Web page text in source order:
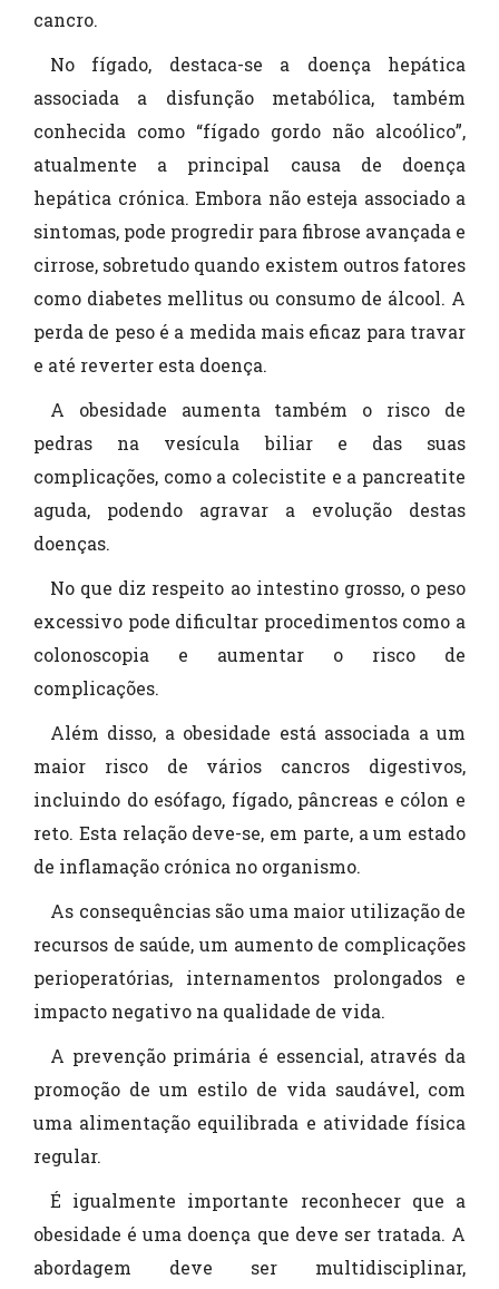
cancro.
No fígado, destaca-se a doença hepática
associada a disfunção metabólica, também
conhecida como “fígado gordo não alcoólico”,
atualmente a principal causa de doença
hepática crónica. Embora não esteja associado a
sintomas, pode progredir para fibrose avançada e
cirrose, sobretudo quando existem outros fatores
como diabetes mellitus ou consumo de álcool. A
perda de peso é a medida mais eficaz para travar
e até reverter esta doença.
A obesidade aumenta também o risco de
pedras na vesícula biliar e das suas
complicações, como a colecistite e a pancreatite
aguda, podendo agravar a evolução destas
doenças.
No que diz respeito ao intestino grosso, o peso
excessivo pode dificultar procedimentos como a
colonoscopia e aumentar o risco de
complicações.
Além disso, a obesidade está associada a um
maior risco de vários cancros digestivos,
incluindo do esófago, fígado, pâncreas e cólon e
reto. Esta relação deve-se, em parte, a um estado
de inflamação crónica no organismo.
As consequências são uma maior utilização de
recursos de saúde, um aumento de complicações
perioperatórias, internamentos prolongados e
impacto negativo na qualidade de vida.
A prevenção primária é essencial, através da
promoção de um estilo de vida saudável, com
uma alimentação equilibrada e atividade física
regular.
É igualmente importante reconhecer que a
obesidade é uma doença que deve ser tratada. A
abordagem deve ser multidisciplinar,